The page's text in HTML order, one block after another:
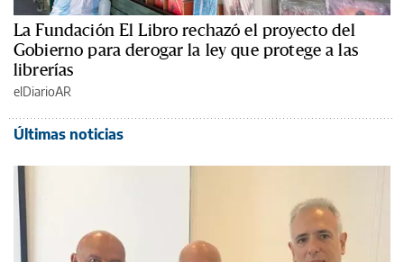
La Fundación El Libro rechazó el proyecto del
Gobierno para derogar la ley que protege a las
librerías
elDiarioAR
Últimas noticias